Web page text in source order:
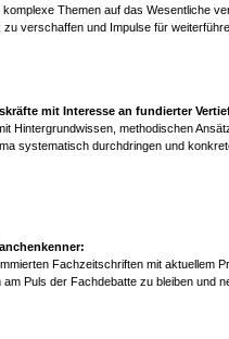
Themen auf das Wesentliche
verschaffen und Impulse für
mit Interesse an fundierter
Hintergrundwissen, methodischen
systematisch durchdringen und
Fachzeitschriften mit aktuellem
Puls der Fachdebatte zu bleiben und